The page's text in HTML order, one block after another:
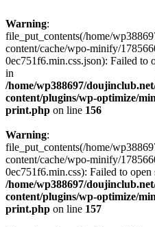
Warning:
file_put_contents(/home/
content/cache/wpo-minify/
0ec751f6.min.css.json): Failed to
in
/home/wp388697/
content/plugins/wp-optimize/
print.php on line 156
Warning:
file_put_contents(/home/
content/cache/wpo-minify/
0ec751f6.min.css): Failed to
/home/wp388697/
content/plugins/wp-optimize/
print.php on line 157